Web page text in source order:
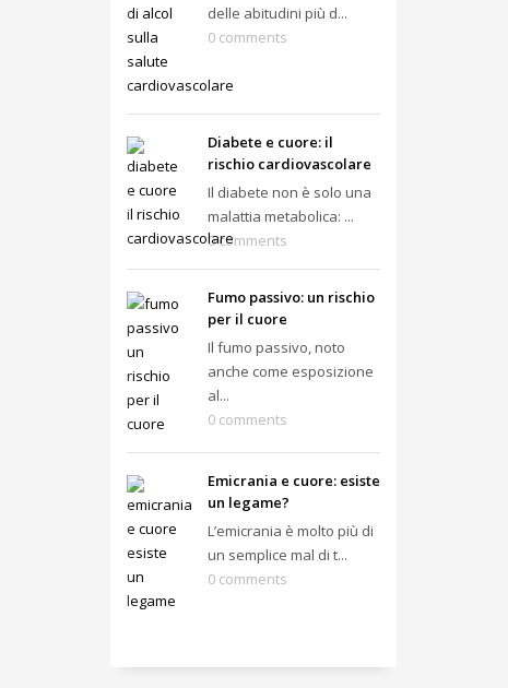
delle abitudini più d...
0 comments
Diabete e cuore: il
rischio cardiovascolare
Il diabete non è solo una
malattia metabolica: ...
0 comments
Fumo passivo: un rischio
per il cuore
Il fumo passivo, noto
anche come esposizione
al...
0 comments
Emicrania e cuore: esiste
un legame?
L’emicrania è molto più di
un semplice mal di t...
0 comments